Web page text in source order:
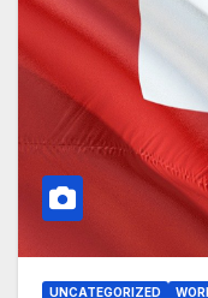
UNCATEGORIZED